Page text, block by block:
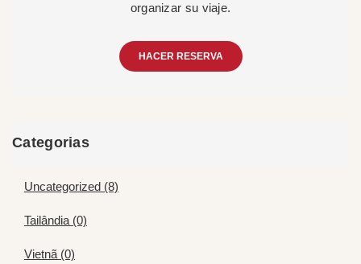
organizar su viaje.
HACER RESERVA
Categorias
Uncategorized (8)
Tailândia (0)
Vietnã (0)